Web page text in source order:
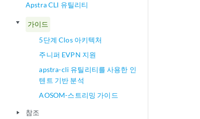
Apstra CLI 유틸리티
play_arrow
가이드
5단계 Clos 아키텍처
주니퍼 EVPN 지원
apstra-cli 유틸리티를 사용한 인
텐트 기반 분석
AOSOM-스트리밍 가이드
play_arrow 참조